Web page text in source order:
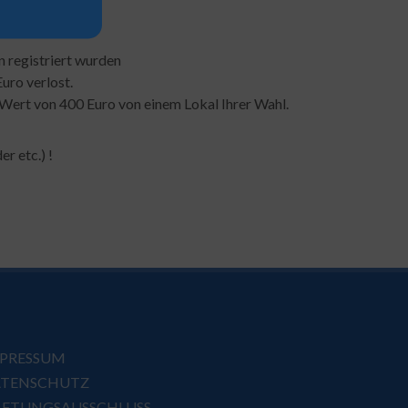
registriert wurden
verlost.
von 400 Euro von einem Lokal Ihrer Wahl.
etc.) !